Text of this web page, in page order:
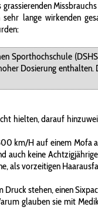
lange wirkenden
Sporthochschule
Dosierung
hielten, darauf
km/H auf einem
keine
als vorzeitigen
stehen, einen
glauben sie mit